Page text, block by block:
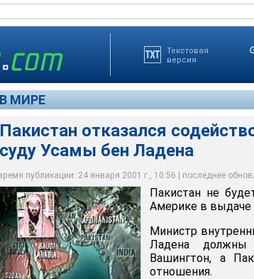
Текстовая
версия
В МИРЕ
Пакистан отказался
суду Усамы бен Ладена
публикации: 24 января 2001 г., 10:56 | последнее
Пакистан отказался содействовать США в
Архив НТВ
Пакистан не
Америке в выдаче
Министр
Ладена
Вашингтон, а
отношения.